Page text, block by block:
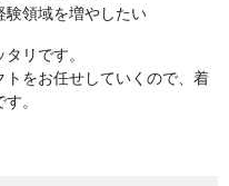
領域を増やしたい
リです。
をお任せしていくので、着
。